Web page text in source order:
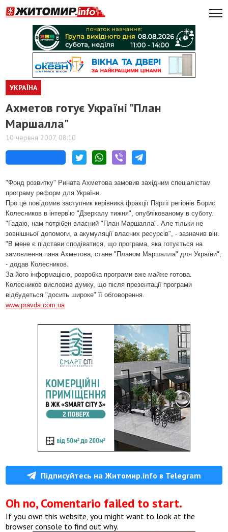
УКРАЇНА
Ахметов готує Україні "План
Маршалла"
10 червня 2007, 08:10
"Фонд розвитку" Рината Ахметова замовив західним спеціалістам
програму реформ для України.
Про це повідомив заступник керівника фракції Партії регіонів Борис
Колесников в інтерв’ю "Дзеркалу тижня", опублікованому в суботу.
"Гадаю, нам потрібен власний "План Маршалла". Але тільки не
зовнішньої допомоги, а акумуляції власних ресурсів", - зазначив він.
"В мене є підстави сподіватися, що програма, яка готується на
замовлення пана Ахметова, стане "Планом Маршалла" для України",
- додав Колесников.
За його інформацією, розробка програми вже майже готова.
Колесников висловив думку, що після презентації програми
відбудеться "досить широке" її обговорення.
www.pravda.com.ua
Підписуйтесь на Житомир.info в Telegram
Oh no, Comentario failed to start.
If you own this website, you might want to look at the
browser console to find out why.